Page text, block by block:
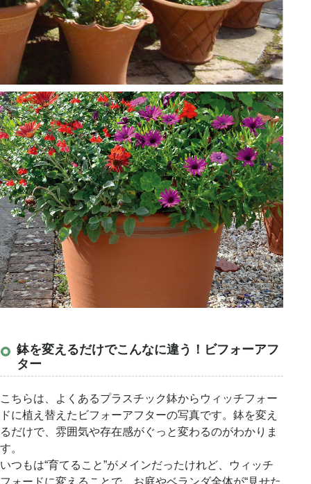
見た目が美しいだけでなく、ウィッチフォードの鉢はと
ても丈夫。
高温でじっくり焼かれているため、屋外でも割れにく
く、寒さにも強い仕上がりです。また、色味にもこだわ
っており、落ち着いたテラコッタの風合いはどんな植物
にもよくなじみます。年月とともに自然な味わいが増
寒さに強く、割れにくい
鉢を変えるだけでこんなに違う！ビフォーアフ
ター
こちらは、よくあるプラスチック鉢からウィッチフォー
ドに植え替えたビフォーアフターの写真です。鉢を変え
るだけで、雰囲気や存在感がぐっと変わるのがわかりま
す。
いつもは“育てること”がメインだったけれど、ウィッチ
フォードに変えることで、お庭やベランダ全体が“見せた